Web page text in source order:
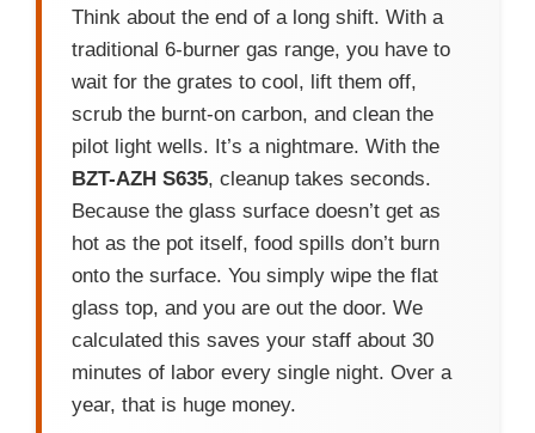
Think about the end of a long shift. With a
traditional 6-burner gas range, you have to
wait for the grates to cool, lift them off,
scrub the burnt-on carbon, and clean the
pilot light wells. It’s a nightmare. With the
BZT-AZH S635, cleanup takes seconds.
Because the glass surface doesn’t get as
hot as the pot itself, food spills don’t burn
onto the surface. You simply wipe the flat
glass top, and you are out the door. We
calculated this saves your staff about 30
minutes of labor every single night. Over a
year, that is huge money.